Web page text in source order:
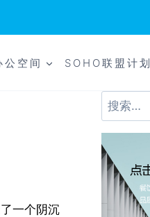
公空间 SOHO联盟计划
一个阴沉
搜
索：